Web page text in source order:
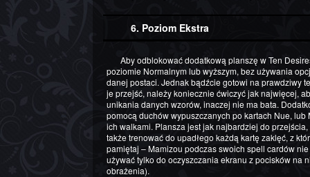
6. Poziom Ekstra
Aby odblokować dodatkową planszę w Ten Desires, musimy przejść grę jedną z postaci na
poziomie Normalnym lub wyższym, bez używania
danej postaci. Jednak bądźcie gotowi na prawdziwy
je przejść, należy koniecznie ćwiczyć jak najwięcej,
unikania danych wzorów, inaczej nie ma bata.
pomocą duchów wypuszczanych po kartach Nue,
ich walkami. Plansza jest jak najbardziej do
także trenować do upadłego każdą kartę zaklęć, z
pamiętaj – Mamizou podczas swoich spell cardów
używać tylko do oczyszczania ekranu z pocisków na
obrażenia).